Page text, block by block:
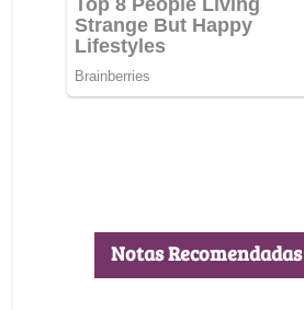
Notas Recomendadas